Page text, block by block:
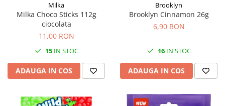
Milka
Milka Choco Sticks 112g
ciocolata
11,00 RON
15IN STOC
ADAUGA IN COS
Brooklyn
Brooklyn Cinnamon 26g
6,90 RON
16IN STOC
ADAUGA IN COS